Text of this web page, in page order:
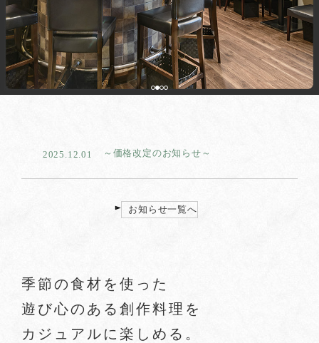
～価格改定のお知らせ～
2025.12.01
お知らせ一覧へ
季節の食材を使った
遊び心のある創作料理を
カジュアルに楽しめる。